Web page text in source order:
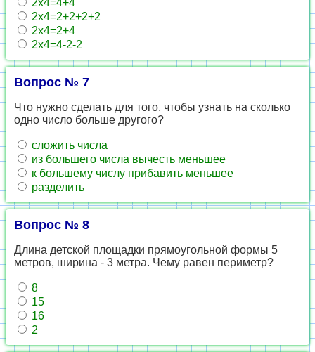
2х4=4+4
2х4=2+2+2+2
2х4=2+4
2х4=4-2-2
Вопрос № 7
Что нужно сделать для того, чтобы узнать на сколько
одно число больше другого?
сложить числа
из большего числа вычесть меньшее
к большему числу прибавить меньшее
разделить
Вопрос № 8
Длина детской площадки прямоугольной формы 5
метров, ширина - 3 метра. Чему равен периметр?
8
15
16
2